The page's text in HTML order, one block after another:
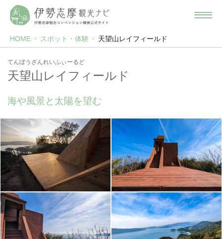
HOME スポット・体験 天望山レイフィールド
てんぼうざんれいふぃーるど
天望山レイフィールド
海や風景と太陽を望む